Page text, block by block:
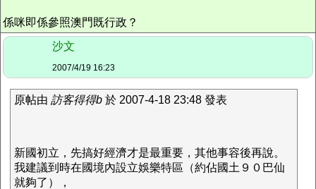
係咪即係參照澳門既行政？
沙文
2007/4/19 16:23
原帖由 訪客得得b 於 2007-4-18 23:48 發表
新國初立，先搞好經濟才是最重要，其他事容後再說。
我建議到時在國境內設立娛樂特區（約佔國土９０巴仙
就夠了），